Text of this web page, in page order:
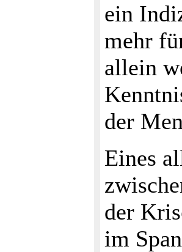
ein
mehr
allein
der
Eines
der
im